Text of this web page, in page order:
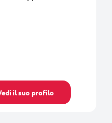
il suo profilo